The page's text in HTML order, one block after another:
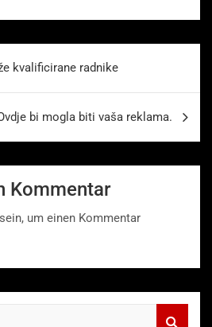
kvalificirane radnike
bi mogla biti vaša reklama.
Kommentar
sein, um einen Kommentar